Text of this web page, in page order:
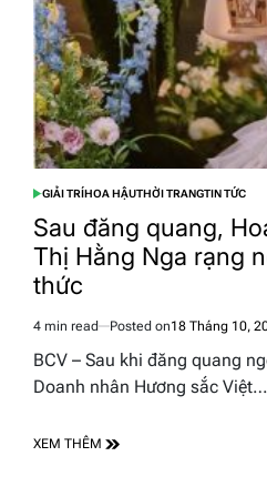
POSTED
IN
GIẢI TRÍHOA HẬUTHỜI TRANGTIN TỨC
Sau đăng quang,
Thị Hằng Nga rạng
thức
Estimated
read
4 min read Posted on18 Tháng 10,
BCV – Sau khi đăng quang
Doanh nhân Hương sắc Việt…
XEM THÊM